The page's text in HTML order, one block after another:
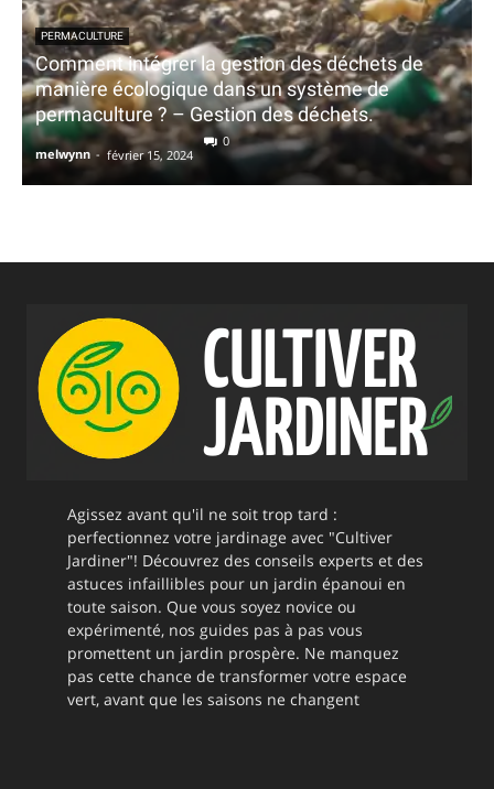
PERMACULTURE
Comment intégrer la gestion des déchets de
manière écologique dans un système de
permaculture ? – Gestion des déchets.
melwynn - février 15, 2024
0
Agissez avant qu'il ne soit trop tard :
perfectionnez votre jardinage avec "Cultiver
Jardiner"! Découvrez des conseils experts et des
astuces infaillibles pour un jardin épanoui en
toute saison. Que vous soyez novice ou
expérimenté, nos guides pas à pas vous
promettent un jardin prospère. Ne manquez
pas cette chance de transformer votre espace
vert, avant que les saisons ne changent